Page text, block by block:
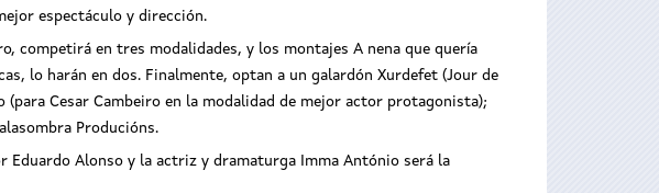
espectáculo y dirección.
competirá en tres modalidades, y los montajes A nena que quería
lo harán en dos. Finalmente, optan a un galardón Xurdefet (Jour de
Cesar Cambeiro en la modalidad de mejor actor protagonista);
Producións.
Eduardo Alonso y la actriz y dramaturga Imma António será la